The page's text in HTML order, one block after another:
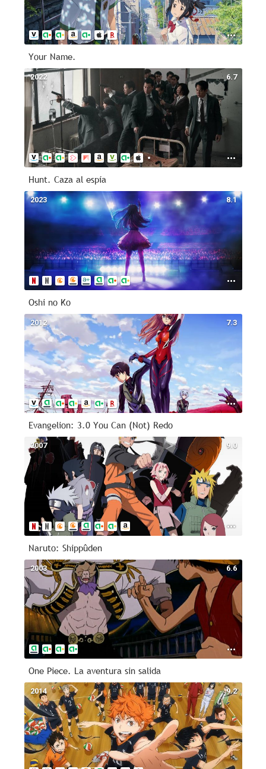
Your Name.
6.7
2022
Hunt. Caza al espía
8.1
2023
Oshi no Ko
7.3
2012
Evangelion: 3.0 You Can (Not) Redo
9.0
2007
Naruto: Shippûden
6.6
2003
One Piece. La aventura sin salida
9.2
2014